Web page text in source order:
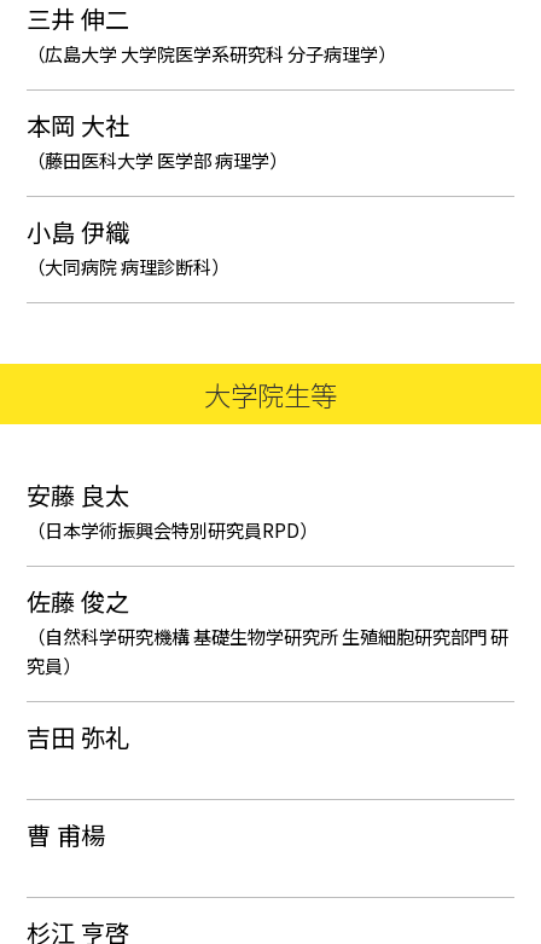
三井 伸二
（広島大学 大学院医学系研究科 分子病理学）
本岡 大社
（藤田医科大学 医学部 病理学）
小島 伊織
（大同病院 病理診断科）
大学院生等
安藤 良太
（日本学術振興会特別研究員RPD）
佐藤 俊之
（自然科学研究機構 基礎生物学研究所 生殖細胞研究部門 研
究員）
吉田 弥礼
曹 甫楊
杉江 亨啓